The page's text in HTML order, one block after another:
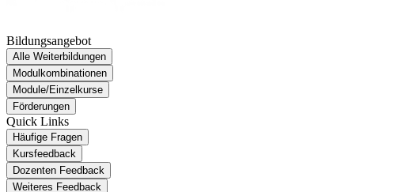
Bildungsangebot
Alle Weiterbildungen
Modulkombinationen
Module/Einzelkurse
Förderungen
Quick Links
Häufige Fragen
Kursfeedback
Dozenten Feedback
Weiteres Feedback